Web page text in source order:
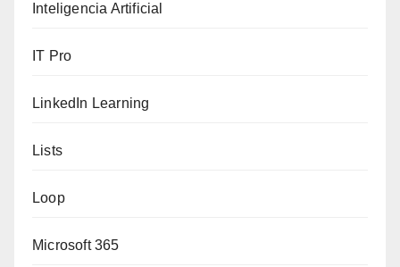
Inteligencia Artificial
IT Pro
LinkedIn Learning
Lists
Loop
Microsoft 365